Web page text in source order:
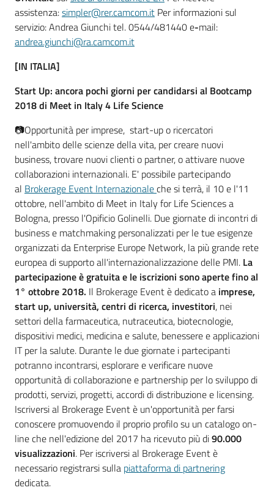
Seguici
su
assistenza:simpler@rer.camcom.it Per informazioni sul
servizio: Andrea Giunchi tel. 0544/481440 e-mail:
andrea.giunchi@ra.camcom.it
[IN ITALIA]
Start Up: ancora pochi giorni per candidarsi al Bootcamp
2018 di Meet in Italy 4 Life Science
📷Opportunità per imprese, start-up o ricercatori
nell'ambito delle scienze della vita, per creare nuovi
business, trovare nuovi clienti o partner, o attivare nuove
collaborazioni internazionali. E' possibile partecipando
al Brokerage Event Internazionaleche si terrà, il 10 e l'11
ottobre, nell'ambito di Meet in Italy for Life Sciences a
Bologna, presso l'Opificio Golinelli. Due giornate di incontri di
business e matchmaking personalizzati per le tue esigenze
organizzati da Enterprise Europe Network, la più grande rete
europea di supporto all'internazionalizzazione delle PMI. La
partecipazione è gratuita e le iscrizioni sono aperte fino al
1° ottobre 2018. Il Brokerage Event è dedicato a imprese,
start up, università, centri di ricerca, investitori, nei
settori della farmaceutica, nutraceutica, biotecnologie,
dispositivi medici, medicina e salute, benessere e applicazioni
IT per la salute. Durante le due giornate i partecipanti
potranno incontrarsi, esplorare e verificare nuove
opportunità di collaborazione e partnership per lo sviluppo di
prodotti, servizi, progetti, accordi di distribuzione e licensing.
Iscriversi al Brokerage Event è un'opportunità per farsi
conoscere promuovendo il proprio profilo su un catalogo on-
line che nell'edizione del 2017 ha ricevuto più di90.000
visualizzazioni. Per iscriversi al Brokerage Event è
necessario registrarsi sulla piattaforma di partnering
dedicata.